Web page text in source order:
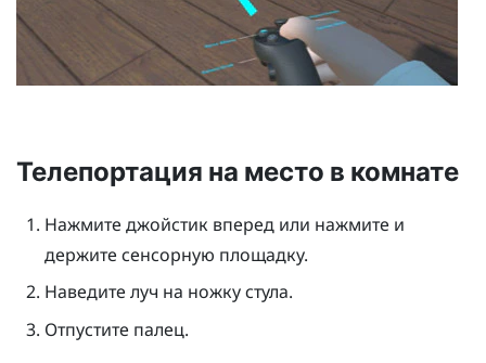
Телепортация на место в комнате
Нажмите джойстик вперед или нажмите и
держите сенсорную площадку.
Наведите луч на ножку стула.
Отпустите палец.